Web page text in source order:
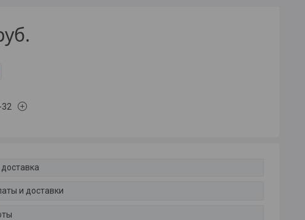
и доставки